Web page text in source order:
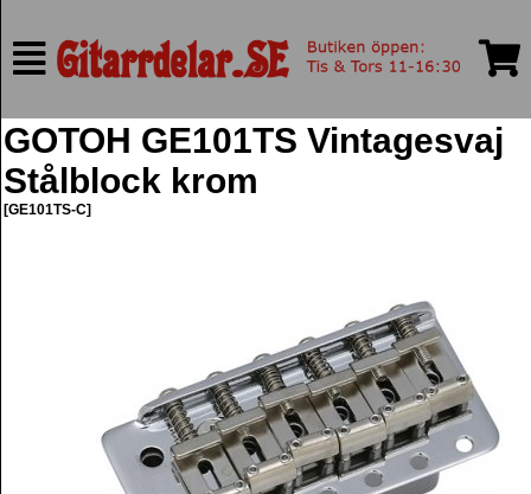
GOTOH GE101TS Vintagesvaj
Stålblock krom
[GE101TS-C]